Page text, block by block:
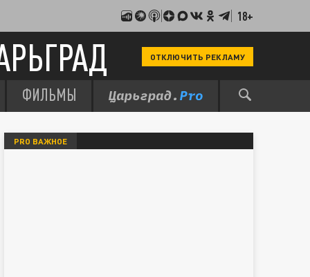
18+
ОТКЛЮЧИТЬ РЕКЛАМУ
ФИЛЬМЫ
PRO ВАЖНОЕ